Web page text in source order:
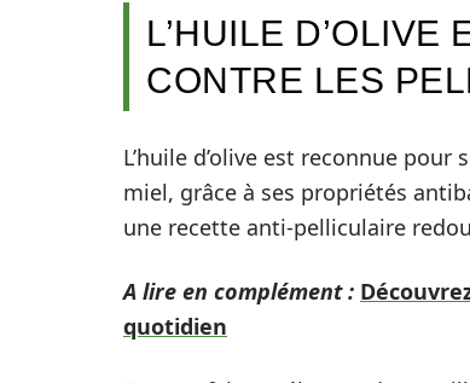
L’HUILE
CONTRE LES
L’huile d’olive est reconnue
miel, grâce à ses propriétés
une recette anti-pelliculaire
A lire en complément :
quotidien